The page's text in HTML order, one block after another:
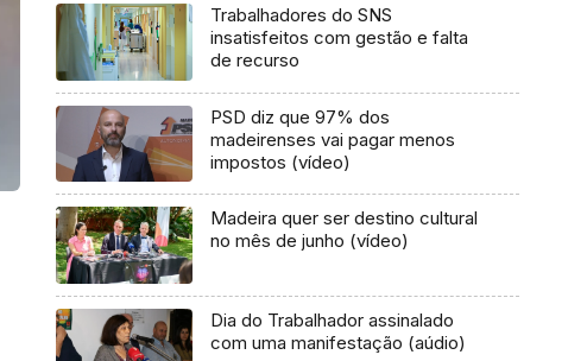
Trabalhadores do SNS
insatisfeitos com gestão e falta
de recurso
PSD diz que 97% dos
madeirenses vai pagar menos
impostos (vídeo)
Madeira quer ser destino cultural
no mês de junho (vídeo)
Dia do Trabalhador assinalado
com uma manifestação (aúdio)